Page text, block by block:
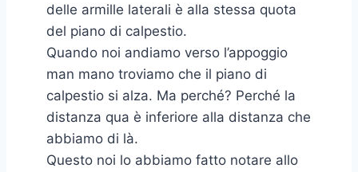
delle armille laterali è alla stessa quota
del piano di calpestio.
Quando noi andiamo verso l’appoggio
man mano troviamo che il piano di
calpestio si alza. Ma perché? Perché la
distanza qua è inferiore alla distanza che
abbiamo di là.
Questo noi lo abbiamo fatto notare allo